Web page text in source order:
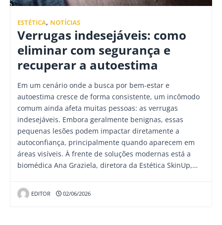
ESTÉTICA, NOTÍCIAS
Verrugas indesejáveis: como
eliminar com segurança e
recuperar a autoestima
Em um cenário onde a busca por bem-estar e
autoestima cresce de forma consistente, um incômodo
comum ainda afeta muitas pessoas: as verrugas
indesejáveis. Embora geralmente benignas, essas
pequenas lesões podem impactar diretamente a
autoconfiança, principalmente quando aparecem em
áreas visíveis. À frente de soluções modernas está a
biomédica Ana Graziela, diretora da Estética SkinUp,…
EDITOR 02/06/2026